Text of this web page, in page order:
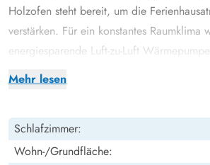
Mehr lesen
Holzofen steht bereit, um die
verstärken. Für ein konstantes Raumklima
energiesparende Luft-zu-Luft
Das Ferienhaus hat 2 Schlafzimmer, eines
gibt es Platz für zusätzliche Betten, und
Urlaub werden wahrscheinlich zuerst hier
Schlafzimmer:
Wohn-/Grundfläche: